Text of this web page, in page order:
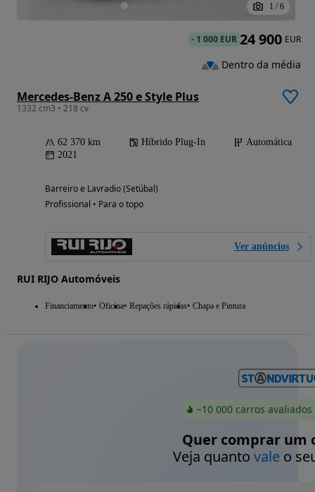
1 / 6
Mercedes-Benz A 250 e Style Plus
1332 cm3 • 218 cv
62 370 km Híbrido Plug-In
Automática
2021
Barreiro e Lavradio (Setúbal)
Profissional • Para o topo
Ver anúncios
RUI RIJO Automóveis
Financiamento Oficina Repações rápidas Chapa e Pintura
- 1 000 EUR 24 900 EUR
Dentro da média
~10 000 carros
Quer comprar um
Veja quanto valeo